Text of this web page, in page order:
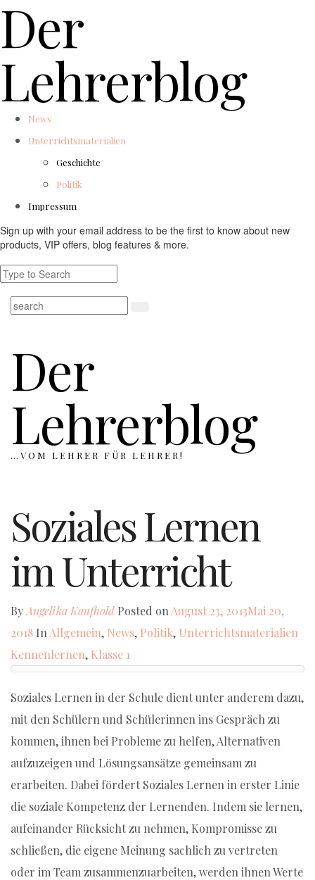
Der
Lehrerblog
News
Unterrichtsmaterialien
Geschichte
Politik
Impressum
Sign up with your email address to be the first to know about new
products, VIP offers, blog features & more.
Der
Lehrerblog
…VOM LEHRER FÜR LEHRER!
Soziales Lernen
im Unterricht
ByAngelika Kaufhold Posted on August 23, 2013Mai 20,
2018 In Allgemein, News, Politik, Unterrichtsmaterialien
Kennenlernen, Klasse 1
Soziales Lernen in der Schule dient unter anderem dazu,
mit den Schülern und Schülerinnen ins Gespräch zu
kommen, ihnen bei Probleme zu helfen, Alternativen
aufzuzeigen und Lösungsansätze gemeinsam zu
erarbeiten. Dabei fördert Soziales Lernen in erster Linie
die soziale Kompetenz der Lernenden. Indem sie lernen,
aufeinander Rücksicht zu nehmen, Kompromisse zu
schließen, die eigene Meinung sachlich zu vertreten
oder im Team zusammenzuarbeiten, werden ihnen Werte